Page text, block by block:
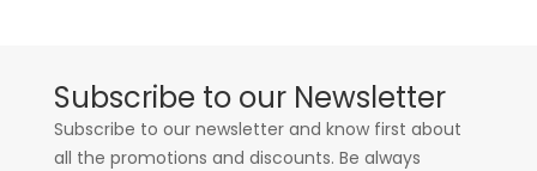
Subscribe to our Newsletter
Subscribe to our newsletter and know first about
all the promotions and discounts. Be always